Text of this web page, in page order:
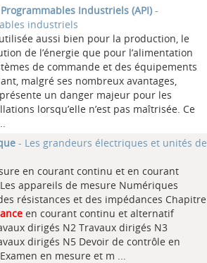
Industriels (API) -
industriels
aussi bien pour la production, le
de l’énergie que pour l’alimentation
de commande et des équipements
malgré ses nombreux avantages,
un danger majeur pour les
lorsqu’elle n’est pas maîtrisée. Ce
- Les grandeurs électriques et unités de
en courant continu et en courant
appareils de mesure Numériques
résistances et des impédances Chapitre
en courant continu et alternatif
dirigés N2 Travaux dirigés N3
dirigés N5 Devoir de contrôle en
en mesure et m ...